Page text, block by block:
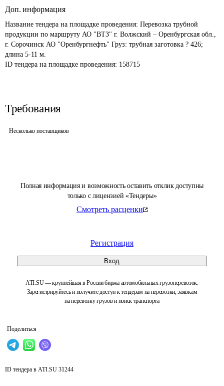
Полная информация и возможность оставить отклик доступны
только с лицензией «Тендеры»
Смотреть расценки
Регистрация
Вход
ATI.SU — крупнейшая в России биржа автомобильных грузоперевозок.
Зарегистрируйтесь и получите доступ к тендерам на перевозки, заявкам
на перевозку грузов и поиск транспорта
Поделиться
Доп. информация
Название тендера на площадке проведения: Перевозка трубной
продукции по маршруту АО "ВТЗ" г. Волжский – Оренбургская обл.,
г. Сорочинск АО "Оренбургнефть" Груз: трубная заготовка ? 426;
длина 5-11 м.
ID тендера на площадке проведения: 158715
Требования
Несколько поставщиков
ID тендера в ATI.SU 31244